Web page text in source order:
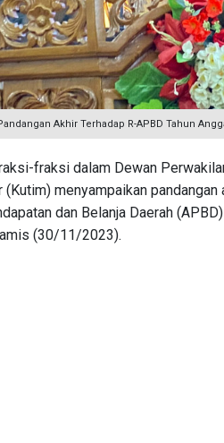
Akhir Terhadap R-APBD Tahun
fraksi dalam Dewan
(Kutim) menyampaikan
dan Belanja Daerah
(30/11/2023).